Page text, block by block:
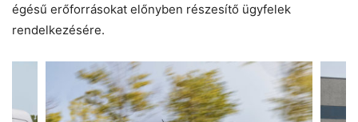
égésű erőforrásokat előnyben részesítő ügyfelek
rendelkezésére.